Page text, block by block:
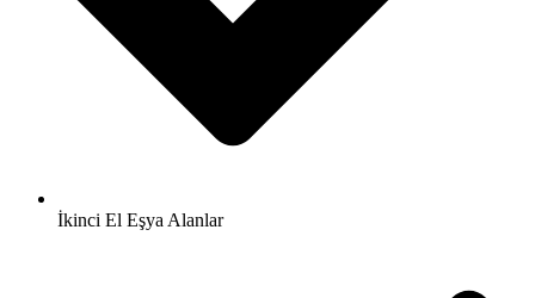
İkinci El Eşya Alanlar